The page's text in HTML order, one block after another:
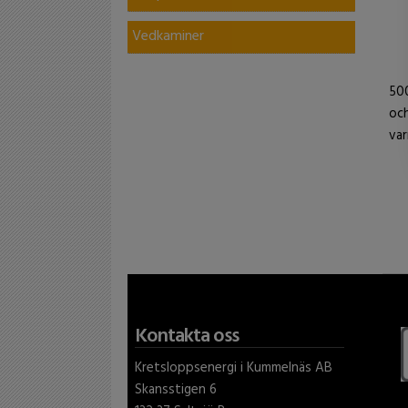
Vedkaminer
Kontakta oss
Kretsloppsenergi i Kummelnäs AB
Skansstigen 6